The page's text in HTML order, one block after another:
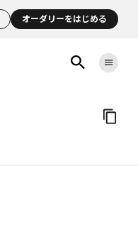
オーダリーをはじめる